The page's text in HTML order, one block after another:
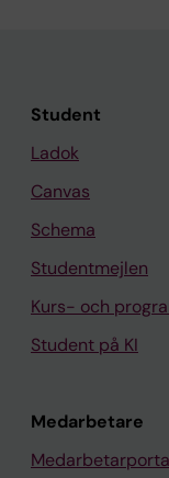
Student
Ladok
Canvas
Schema
Studentmejlen
Kurs- och
Student på KI
Medarbetare